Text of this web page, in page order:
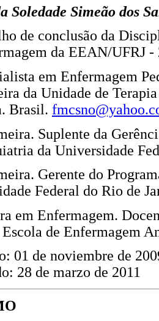
Soledade Simeão dos
de conclusão da
da EEAN/UFRJ -
em Enfermagem
da Unidade de
Brasil.
Suplente da
da Universidade
Gerente do
Federal do Rio de
em Enfermagem.
de Enfermagem
01 de noviembre de
28 de marzo de 2011